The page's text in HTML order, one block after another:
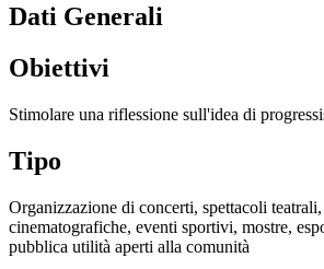
Dati Generali
Obiettivi
Stimolare una riflessione sull'idea di
Tipo
Organizzazione di concerti, spettacoli teatrali,
cinematografiche, eventi sportivi, mostre,
pubblica utilità aperti alla comunità